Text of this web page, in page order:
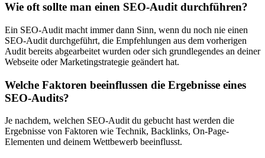
Wie oft sollte man einen SEO-Audit durchführen?
Ein SEO-Audit macht immer dann Sinn, wenn du noch nie einen
SEO-Audit durchgeführt, die Empfehlungen aus dem vorherigen
Audit bereits abgearbeitet wurden oder sich grundlegendes an deiner
Webseite oder Marketingstrategie geändert hat.
Welche Faktoren beeinflussen die Ergebnisse eines
SEO-Audits?
Je nachdem, welchen SEO-Audit du gebucht hast werden die
Ergebnisse von Faktoren wie Technik, Backlinks, On-Page-
Elementen und deinem Wettbewerb beeinflusst.